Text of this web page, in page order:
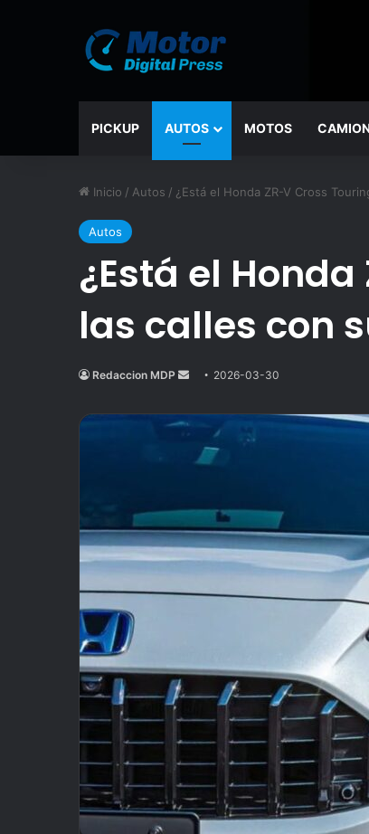
PICKUP AUTOS MOTOS
Inicio / Autos / ¿Está el Honda ZR-V Cross
Autos
¿Está el
las calles con
Redaccion MDP
Send
email
2026-03-30